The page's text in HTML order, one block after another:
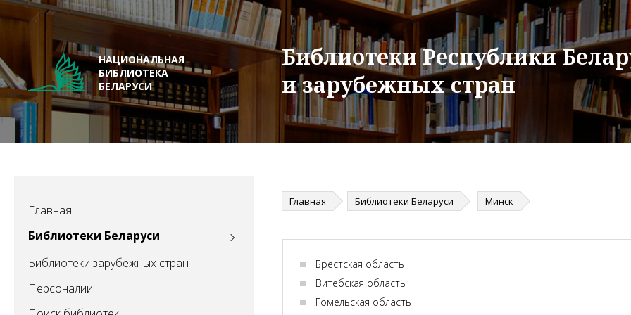
НАЦИОНАЛЬНАЯ
БИБЛИОТЕКА
БЕЛАРУСИ
Библиотеки Республики
и зарубежных стран
Главная
Библиотеки Беларуси
Библиотеки зарубежных стран
Персоналии
Главная Библиотеки Беларуси Минск
Брестская область
Витебская область
Гомельская область